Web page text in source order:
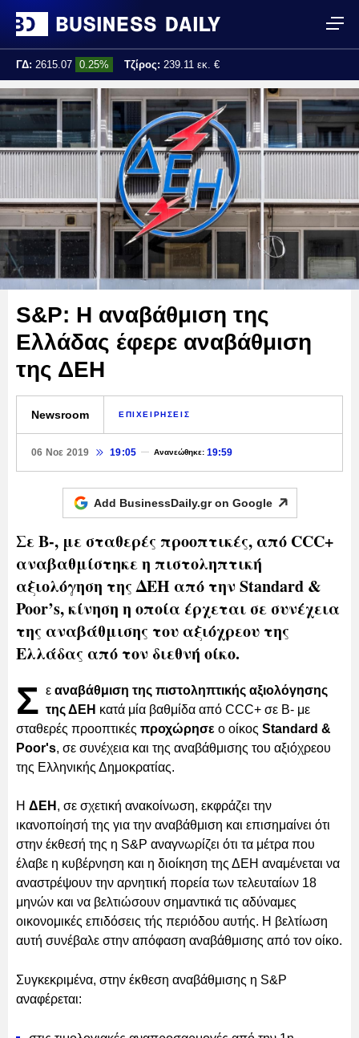
ΓΔ: 2615.07 0.25% Τζίρος: 239.11 εκ. €
Τελ. ενημέρωση: 17:25:01
S&P: Η αναβάθμιση της
Ελλάδας έφερε αναβάθμιση
της ΔΕΗ
Newsroom ΕΠΙΧΕΙΡΗΣΕΙΣ
06 Νοε 2019 19:05 Ανανεώθηκε: 19:59
Add BusinessDaily.gr on Google
Σε Β-, με σταθερές προοπτικές, από CCC+
αναβαθμίστηκε η πιστοληπτική
αξιολόγηση της ΔΕΗ από την Standard &
Poor’s, κίνηση η οποία έρχεται σε συνέχεια
της αναβάθμισης του αξιόχρεου της
Ελλάδας από τον διεθνή οίκο.
Σ ε αναβάθμιση της πιστοληπτικής αξιολόγησης
της ΔΕΗ κατά μία βαθμίδα από CCC+ σε B- με
σταθερές προοπτικές προχώρησε ο οίκος Standard &
Poor's, σε συνέχεια και της αναβάθμισης του αξιόχρεου
της Ελληνικής Δημοκρατίας.
Η ΔΕΗ , σε σχετική ανακοίνωση, εκφράζει την
ικανοποίησή της για την αναβάθμιση και επισημαίνει ότι
στην έκθεσή της η S&P αναγνωρίζει ότι τα μέτρα που
έλαβε η κυβέρνηση και η διοίκηση της ΔΕΗ αναμένεται να
αναστρέψουν την αρνητική πορεία των τελευταίων 18
μηνών και να βελτιώσουν σημαντικά τις αδύναμες
οικονομικές επιδόσεις τής περιόδου αυτής. Η βελτίωση
αυτή συνέβαλε στην απόφαση αναβάθμισης από τον οίκο.
Συγκεκριμένα, στην έκθεση αναβάθμισης η S&P
αναφέρεται: